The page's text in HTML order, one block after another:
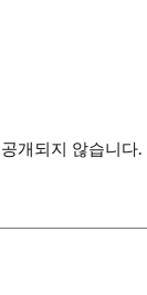
개되지 않습니다.